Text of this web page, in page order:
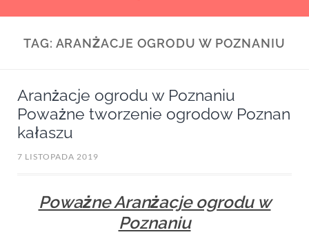
TAG: ARANŻACJE OGRODU W POZNANIU
Aranżacje ogrodu w Poznaniu
Poważne tworzenie ogrodow Poznan
kałaszu
7 LISTOPADA 2019
Poważne Aranżacje ogrodu w
Poznaniu